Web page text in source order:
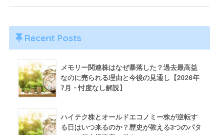
Recent Posts
メモリー関連株はなぜ暴落した？過去最高益
なのに売られる理由と今後の見通し【2026年
7月・忖度なし解説】
ハイテク株とオールドエコノミー株が逆転す
る日はいつ来るのか？歴史が教える3つのパタ